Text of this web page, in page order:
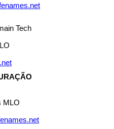
Tech
MLO